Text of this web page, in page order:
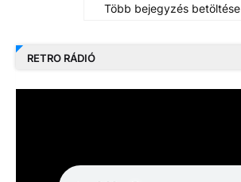
Több bejegyzés betöltése
RETRO RÁDIÓ